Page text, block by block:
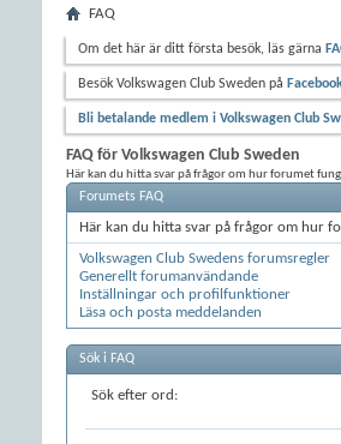
FAQ
Om det här är ditt första besök, läs gärna
Besök Volkswagen Club Sweden på
Bli betalande medlem i Volkswagen Club
FAQ för Volkswagen Club Sweden
Här kan du hitta svar på frågor om hur forumet
Forumets FAQ
Här kan du hitta svar på frågor om hur
Volkswagen Club Swedens forumsregler
Generellt forumanvändande
Inställningar och profilfunktioner
Läsa och posta meddelanden
Sök i FAQ
Sök efter ord: